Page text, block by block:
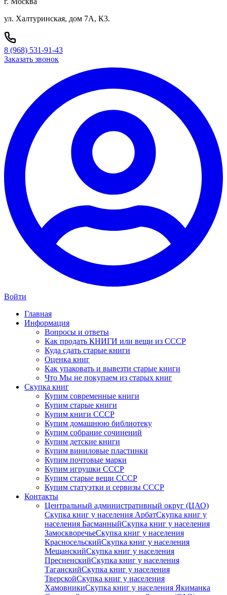
ул. Халтуринская, дом 7А, К3.
8 (968) 531-91-43
Заказать звонок
Войти
Главная
Информация
Вопросы и ответы
Как продать КНИГИ или вещи из СССР
Куда сдать старые книги
Оценка книг
Как упаковать и вывезти старые книги
Что Мы не покупаем из старых книг
Скупка книг
Купим современные книги
Купим старые книги
Купим книги СССР
Купим домашнюю библиотеку
Купим собрание сочинений
Купим детские книги
Купим виниловые пластинки
Купим почтовые марки
Купим игрушки СССР
Купим старые вещи СССР
Купим статуэтки и сервизы СССР
Контакты
Центральный административный округ (ЦАО)
Скупка книг у населения АрбатСкупка книг у
населения БасманныйСкупка книг у населения
ЗамоскворечьеСкупка книг у населения
КрасносельскийСкупка книг у населения
МещанскийСкупка книг у населения
ПресненскийСкупка книг у населения
ТаганскийСкупка книг у населения
ТверскойСкупка книг у населения
ХамовникиСкупка книг у населения Якиманка